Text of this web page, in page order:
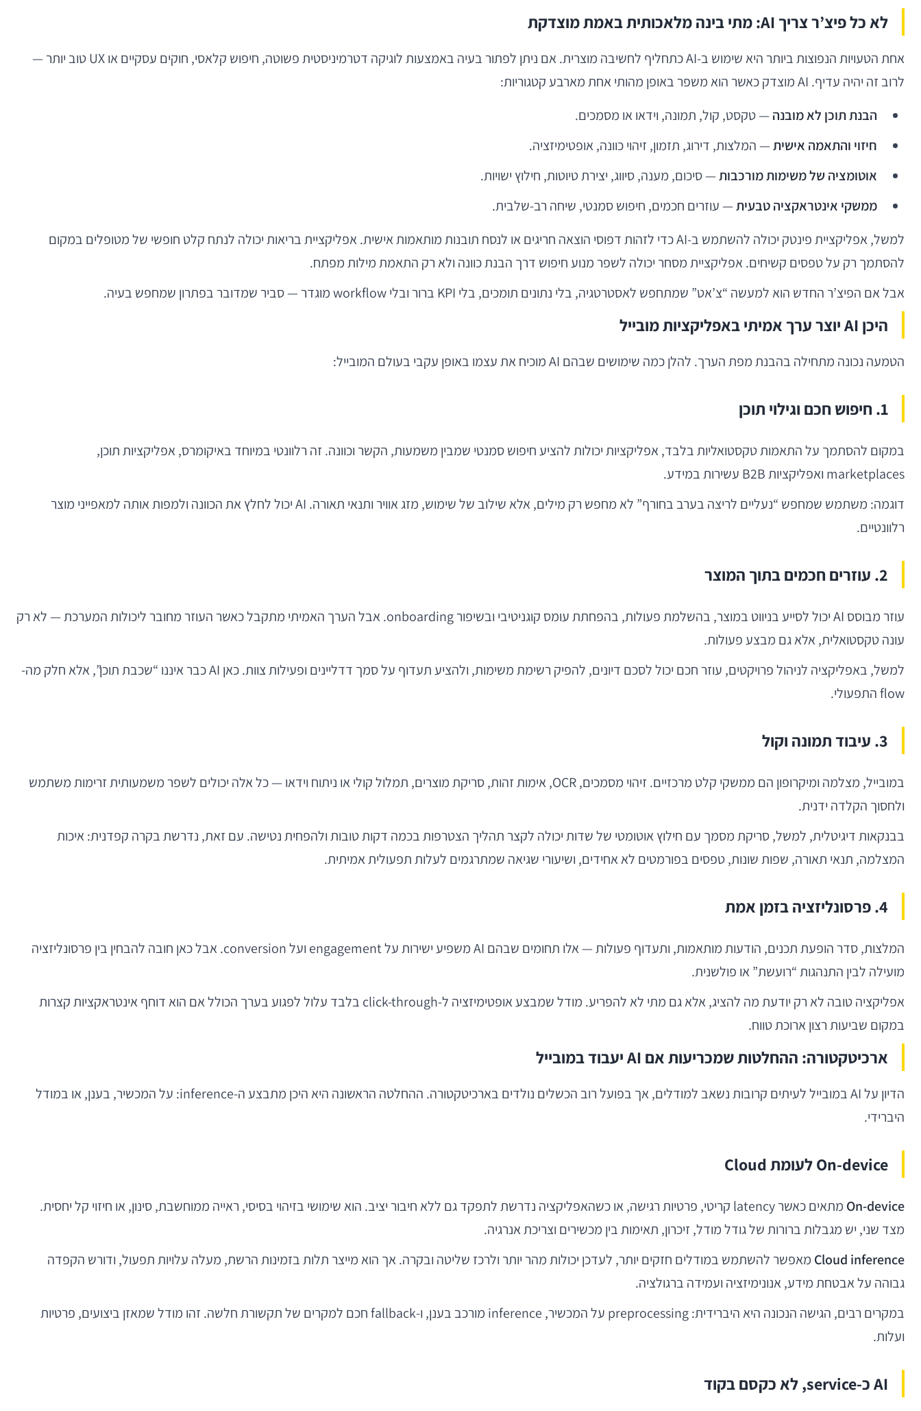
לא כל פיצ’ר צריך AI: מתי בינה מלאכותית באמת מוצדקת
אחת הטעויות הנפוצות ביותר היא שימוש ב-AI כתחליף לחשיבה מוצרית. אם ניתן לפתור בעיה באמצעות לוגיקה דטרמיניסטית פשוטה, חיפוש קלאסי, חוקים עסקיים או UX טוב יותר —
לרוב זה יהיה עדיף. AI מוצדק כאשר הוא משפר באופן מהותי אחת מארבע קטגוריות:
הבנת תוכן לא מובנה — טקסט, קול, תמונה, וידאו או מסמכים.
חיזוי והתאמה אישית— המלצות, דירוג, תזמון, זיהוי כוונה, אופטימיזציה.
אוטומציה של משימות מורכבות— סיכום, מענה, סיווג, יצירת טיוטות, חילוץ ישויות.
ממשקי אינטראקציה טבעית— עוזרים חכמים, חיפוש סמנטי, שיחה רב-שלבית.
למשל, אפליקציית פינטק יכולה להשתמש ב-AI כדי לזהות דפוסי הוצאה חריגים או לנסח תובנות מותאמות אישית. אפליקציית בריאות יכולה לנתח קלט חופשי של מטופלים במקום
להסתמך רק על טפסים קשיחים. אפליקציית מסחר יכולה לשפר מנוע חיפוש דרך הבנת כוונה ולא רק התאמת מילות מפתח.
אבל אם הפיצ’ר החדש הוא למעשה “צ’אט” שמתחפש לאסטרטגיה, בלי נתונים תומכים, בלי KPI ברור ובלי workflow מוגדר — סביר שמדובר בפתרון שמחפש בעיה.
היכן AI יוצר ערך אמיתי באפליקציות מובייל
הטמעה נכונה מתחילה בהבנת מפת הערך. להלן כמה שימושים שבהם AI מוכיח את עצמו באופן עקבי בעולם המובייל:
1. חיפוש חכם וגילוי תוכן
במקום להסתמך על התאמות טקסטואליות בלבד, אפליקציות יכולות להציע חיפוש סמנטי שמבין משמעות, הקשר וכוונה. זה רלוונטי במיוחד באיקומרס, אפליקציות תוכן,
marketplaces ואפליקציות B2B עשירות במידע.
דוגמה: משתמש שמחפש “נעליים לריצה בערב בחורף” לא מחפש רק מילים, אלא שילוב של שימוש, מזג אוויר ותנאי תאורה. AI יכול לחלץ את הכוונה ולמפות אותה למאפייני מוצר
רלוונטיים.
2. עוזרים חכמים בתוך המוצר
עוזר מבוסס AI יכול לסייע בניווט במוצר, בהשלמת פעולות, בהפחתת עומס קוגניטיבי ובשיפור onboarding. אבל הערך האמיתי מתקבל כאשר העוזר מחובר ליכולות המערכת — לא רק
עונה טקסטואלית, אלא גם מבצע פעולות.
למשל, באפליקציה לניהול פרויקטים, עוזר חכם יכול לסכם דיונים, להפיק רשימת משימות, ולהציע תעדוף על סמך דדליינים ופעילות צוות. כאן AI כבר איננו “שכבת תוכן”, אלא חלק מה-
flow התפעולי.
3. עיבוד תמונה וקול
במובייל, מצלמה ומיקרופון הם ממשקי קלט מרכזיים. זיהוי מסמכים, OCR, אימות זהות, סריקת מוצרים, תמלול קולי או ניתוח וידאו — כל אלה יכולים לשפר משמעותית זרימות משתמש
ולחסוך הקלדה ידנית.
בבנקאות דיגיטלית, למשל, סריקת מסמך עם חילוץ אוטומטי של שדות יכולה לקצר תהליך הצטרפות בכמה דקות טובות ולהפחית נטישה. עם זאת, נדרשת בקרה קפדנית: איכות
המצלמה, תנאי תאורה, שפות שונות, טפסים בפורמטים לא אחידים, ושיעורי שגיאה שמתרגמים לעלות תפעולית אמיתית.
4. פרסונליזציה בזמן אמת
המלצות, סדר הופעת תכנים, הודעות מותאמות, ותעדוף פעולות — אלו תחומים שבהם AI משפיע ישירות על engagement ועל conversion. אבל כאן חובה להבחין בין פרסונליזציה
מועילה לבין התנהגות “רועשת” או פולשנית.
אפליקציה טובה לא רק יודעת מה להציג, אלא גם מתי לא להפריע. מודל שמבצע אופטימיזציה ל-click-through בלבד עלול לפגוע בערך הכולל אם הוא דוחף אינטראקציות קצרות
במקום שביעות רצון ארוכת טווח.
ארכיטקטורה: ההחלטות שמכריעות אם AI יעבוד במובייל
הדיון על AI במובייל לעיתים קרובות נשאב למודלים, אך בפועל רוב הכשלים נולדים בארכיטקטורה. ההחלטה הראשונה היא היכן מתבצע ה-inference: על המכשיר, בענן, או במודל
היברידי.
On-device לעומת Cloud
On-device
מתאים כאשר latency קריטי, פרטיות רגישה, או כשהאפליקציה נדרשת לתפקד גם ללא חיבור יציב. הוא שימושי בזיהוי בסיסי, ראייה ממוחשבת, סינון, או חיזוי קל יחסית.
מצד שני, יש מגבלות ברורות של גודל מודל, זיכרון, תאימות בין מכשירים וצריכת אנרגיה.
Cloud inference מאפשר להשתמש במודלים חזקים יותר, לעדכן יכולות מהר יותר ולרכז שליטה ובקרה. אך הוא מייצר תלות בזמינות הרשת, מעלה עלויות תפעול, ודורש הקפדה
גבוהה על אבטחת מידע, אנונימיזציה ועמידה ברגולציה.
במקרים רבים, הגישה הנכונה היא היברידית: preprocessing על המכשיר, inference מורכב בענן, ו-fallback חכם למקרים של תקשורת חלשה. זהו מודל שמאזן ביצועים, פרטיות
ועלות.
AI כ-service, לא כקסם בקוד